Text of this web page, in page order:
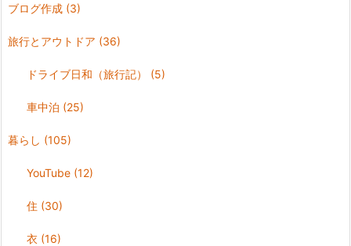
ブログ作成 (3)
旅行とアウトドア (36)
ドライブ日和（旅行記） (5)
車中泊 (25)
暮らし (105)
YouTube (12)
住 (30)
衣 (16)